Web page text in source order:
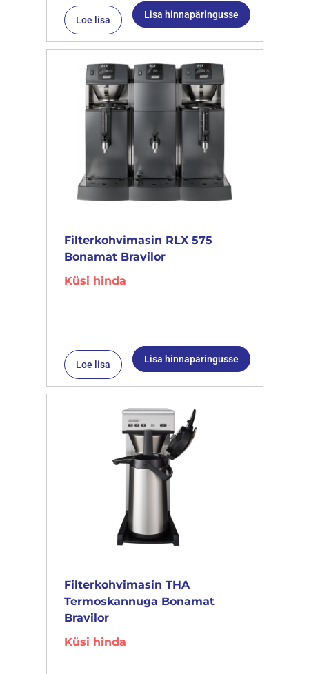
Loe lisa Lisa hinnapäringusse
Filterkohvimasin RLX 575
Bonamat Bravilor
Küsi hinda
Loe lisa Lisa hinnapäringusse
Filterkohvimasin THA
Termoskannuga Bonamat
Bravilor
Küsi hinda